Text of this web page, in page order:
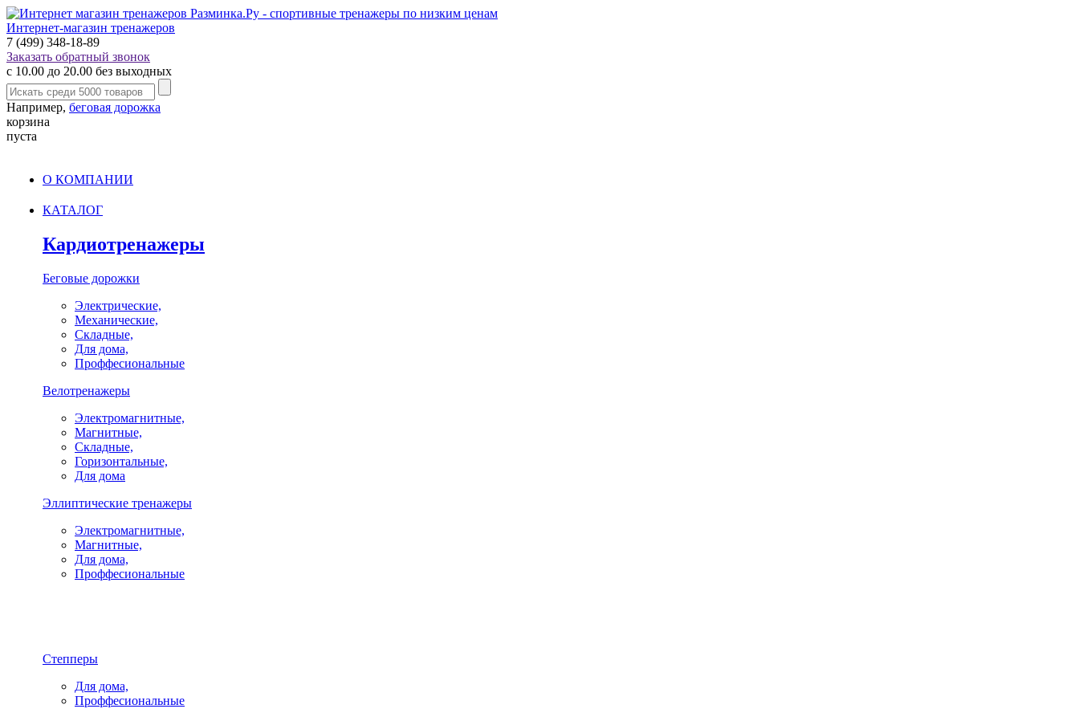
Интернет-магазин тренажеров
7 (499) 348-18-89
Заказать обратный звонок
с 10.00 до 20.00 без выходных
Например, беговая дорожка
корзина
пуста
О КОМПАНИИ
КАТАЛОГ
Кардиотренажеры
Беговые дорожки
Электрические,
Механические,
Складные,
Для дома,
Проффесиональные
Велотренажеры
Электромагнитные,
Магнитные,
Складные,
Горизонтальные,
Для дома
Эллиптические тренажеры
Электромагнитные,
Магнитные,
Для дома,
Проффесиональные
Степперы
Для дома,
Проффесиональные